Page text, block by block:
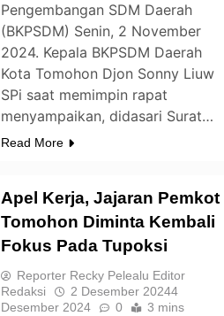
Pengembangan SDM Daerah
(BKPSDM) Senin, 2 November
2024. Kepala BKPSDM Daerah
Kota Tomohon Djon Sonny Liuw
SPi saat memimpin rapat
menyampaikan, didasari Surat…
Read More
Apel Kerja, Jajaran Pemkot
Tomohon Diminta Kembali
Fokus Pada Tupoksi
Reporter Recky Pelealu Editor
Redaksi
2 Desember 20244
Desember 2024
0 3 mins